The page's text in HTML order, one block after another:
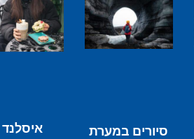
סיורים במערת
איסלנד